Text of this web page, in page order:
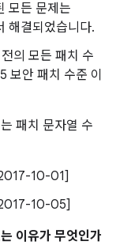
모든 문제는
해결되었습니다.
의 모든 패치 수
안 패치 수준 이
패치 문자열 수
10-01]
10-05]
이유가 무엇인가